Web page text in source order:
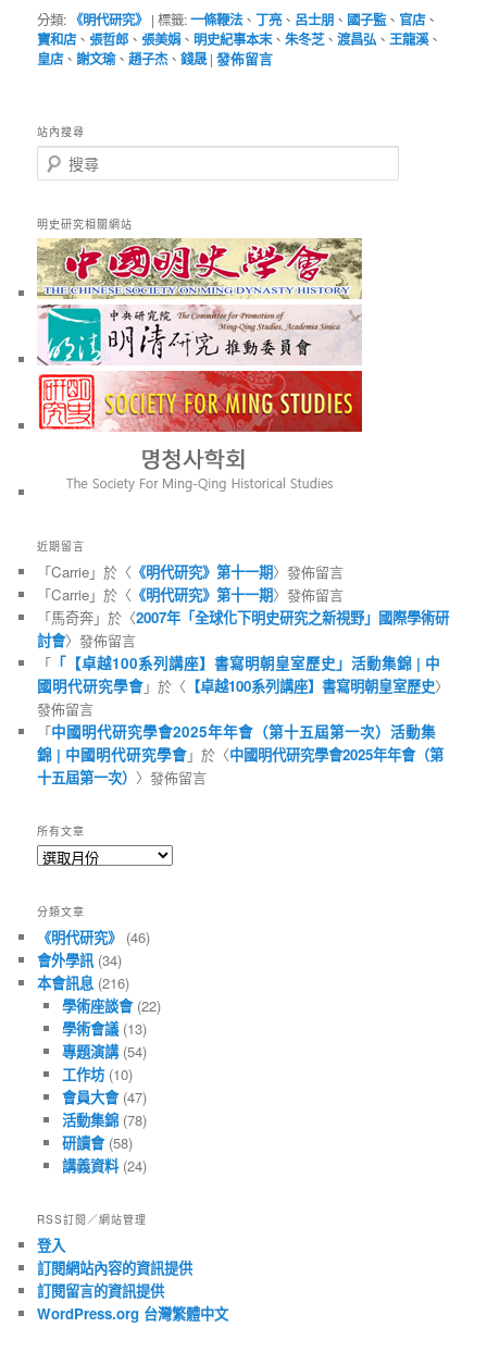
分類: 《明代研究》 |標籤:一條鞭法、丁亮、 呂士朋 、 國子監、 官店、
寶和店、張哲郎 、張美娟 、 明史紀事本末、朱冬芝、渡昌弘 、王龍溪、
皇店、謝文瑜、趙子杰、錢晟 |發佈留言
站內搜尋
搜
尋
明史研究相關網站
近期留言
「Carrie」於〈 《明代研究》第十一期〉發佈留言
「Carrie」於〈 《明代研究》第十一期〉發佈留言
「馬奇奔」於〈2007年「全球化下明史研究之新視野」國際學術研
討會〉發佈留言
「 「【卓越100系列講座】書寫明朝皇室歷史」活動集錦 | 中
國明代研究學會」於〈 【卓越100系列講座】書寫明朝皇室歷史〉
發佈留言
「中國明代研究學會2025年年會（第十五屆第一次）活動集
錦 | 中國明代研究學會」於〈中國明代研究學會2025年年會（第
十五屆第一次） 〉發佈留言
所有文章
所
章
分類文章
《明代研究》 (46)
會外學訊 (34)
本會訊息 (216)
學術座談會(22)
學術會議(13)
專題演講(54)
工作坊(10)
會員大會(47)
活動集錦(78)
研讀會(58)
講義資料(24)
RSS訂閱／網站管理
登入
訂閱網站內容的資訊提供
訂閱留言的資訊提供
WordPress.org 台灣繁體中文